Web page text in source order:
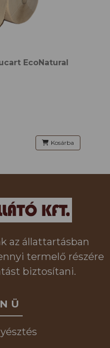
EcoNatural
Kosárba
az állattartásban
termelő részére
biztosítani.